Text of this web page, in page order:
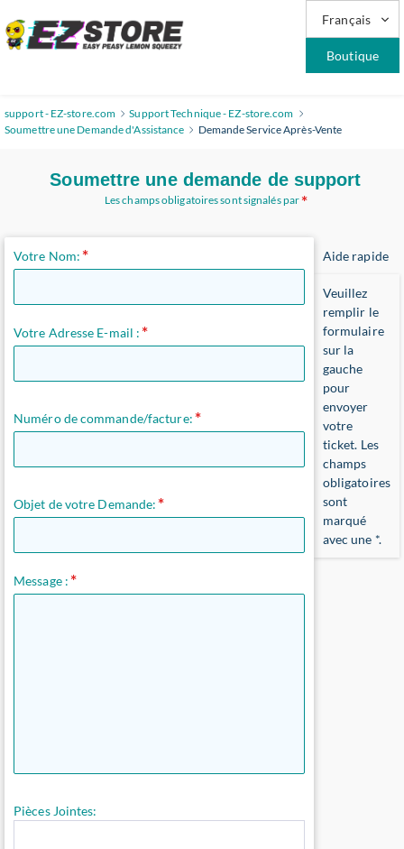
Français
Boutique
support - EZ-store.com
Support Technique - EZ-store.com
Soumettre une Demande d'Assistance
Demande Service Après-Vente
Soumettre une demande de support
Les champs obligatoires sont signalés par
Aide rapide
Veuillez
remplir le
formulaire
sur la
gauche
pour
envoyer
votre
ticket. Les
champs
obligatoires
sont
marqué
avec une *.
Votre Nom:
Votre Adresse E-mail :
Numéro de commande/facture:
Objet de votre Demande:
Message :
Pièces Jointes: